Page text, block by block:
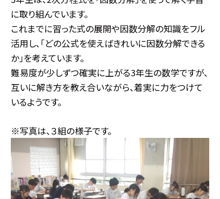
に取り組んでいます。
これまでに習った式の展開や因数分解の知識をフル
活用し、「どの公式を使えばきれいに因数分解できる
か」を考えています。
難易度が少しずつ確実に上がる3年生の数学ですが、
互いに解き方を教え合いながら、着実に力をつけて
いるようです。
※写真は、３組の様子です。